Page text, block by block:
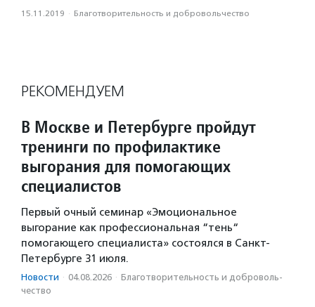
15.11.2019 · Благотвори­тель­ность и доброволь­чест­во
РЕКОМЕНДУЕМ
В Москве и Петербурге пройдут
тренинги по профилактике
выгорания для помогающих
специалистов
Первый очный семинар «Эмоциональное
выгорание как профессиональная “тень“
помогающего специалиста» состоялся в Санкт-
Петербурге 31 июля.
Новости · 04.08.2026 · Благотвори­тель­ность и доброволь­
чест­во